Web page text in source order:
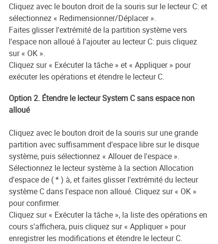
Cliquez avec le bouton droit de la souris sur le lecteur C: et
sélectionnez « Redimensionner/Déplacer ».
Faites glisser l'extrémité de la partition système vers
l'espace non alloué à l'ajouter au lecteur C: puis cliquez
sur « OK ».
Cliquez sur « Exécuter la tâche » et « Appliquer » pour
exécuter les opérations et étendre le lecteur C.
Option 2. Étendre le lecteur System C sans espace non
alloué
Cliquez avec le bouton droit de la souris sur une grande
partition avec suffisamment d'espace libre sur le disque
système, puis sélectionnez « Allouer de l'espace ».
Sélectionnez le lecteur système à la section Allocation
d'espace de ( * ) à, et faites glisser l'extrémité du lecteur
système C dans l'espace non alloué. Cliquez sur « OK »
pour confirmer.
Cliquez sur « Exécuter la tâche », la liste des opérations en
cours s'affichera, puis cliquez sur « Appliquer » pour
enregistrer les modifications et étendre le lecteur C.